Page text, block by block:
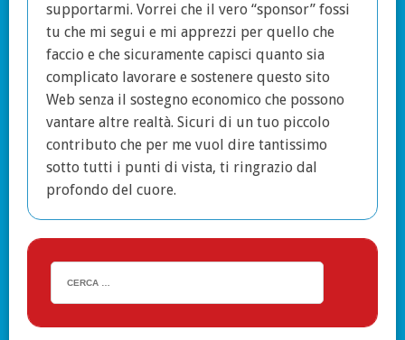
supportarmi. Vorrei che il vero “sponsor” fossi
tu che mi segui e mi apprezzi per quello che
faccio e che sicuramente capisci quanto sia
complicato lavorare e sostenere questo sito
Web senza il sostegno economico che possono
vantare altre realtà. Sicuri di un tuo piccolo
contributo che per me vuol dire tantissimo
sotto tutti i punti di vista, ti ringrazio dal
profondo del cuore.